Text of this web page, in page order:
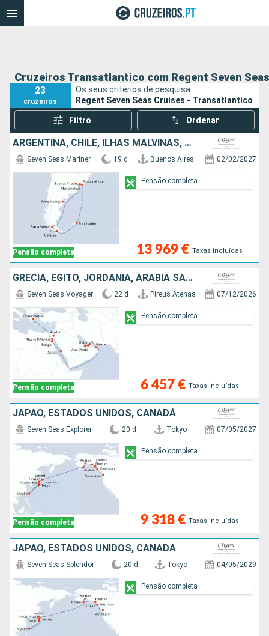
Cruzeiros Transatlantico com Regent Seven
23
cruzeiros
Os seus critérios de pesquisa:
Regent Seven Seas Cruises - Transatlantico
Filtro Ordenar
ARGENTINA, CHILE, ILHAS MALVINAS, URUGUAI
Pensão completa
Seven Seas Mariner 19 d Buenos Aires 02/02/2027
13 969 € Taxas incluídas
Pensão completa
GRÉCIA, EGITO, JORDÂNIA, ARABIA SAUDITA, OMÃ, EMIRATOS ÁRABES UNIDOS
Pensão completa
Seven Seas Voyager 22 d Pireus Atenas 07/12/2026
6 457 € Taxas incluídas
Pensão completa
JAPÃO, ESTADOS UNIDOS, CANADÁ
Pensão completa
Seven Seas Explorer 20 d Tokyo 07/05/2027
9 318 € Taxas incluídas
Pensão completa
JAPÃO, ESTADOS UNIDOS, CANADÁ
Seven Seas Splendor 20 d Tokyo 04/05/2029
Pensão completa